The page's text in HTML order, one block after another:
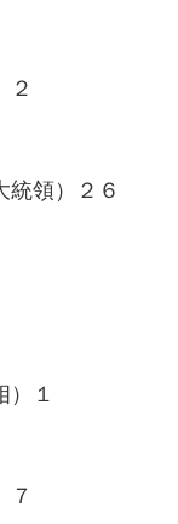
統領）２６
）１